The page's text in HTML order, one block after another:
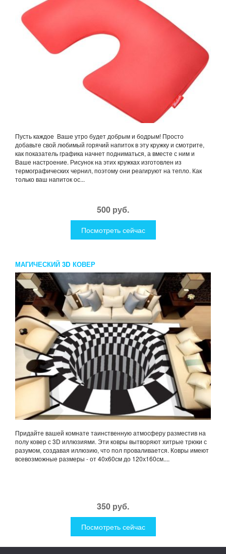
Пусть каждое Ваше утро будет добрым и бодрым! Просто
добавьте свой любимый горячий напиток в эту кружку и смотрите,
как показатель графика начнет подниматься, а вместе с ним и
Ваше настроение. Рисунок на этих кружках изготовлен из
термографических чернил, поэтому они реагируют на тепло. Как
только ваш напиток ос...
500 руб.
Посмотреть сейчас
МАГИЧЕСКИЙ 3D КОВЕР
Придайте вашей комнате таинственную атмосферу разместив на
полу ковер с 3D иллюзиями. Эти ковры вытворяют хитрые трюки с
разумом, создавая иллюзию, что пол проваливается. Ковры имеют
всевозможные размеры - от 40х60см до 120х160см....
350 руб.
Посмотреть сейчас